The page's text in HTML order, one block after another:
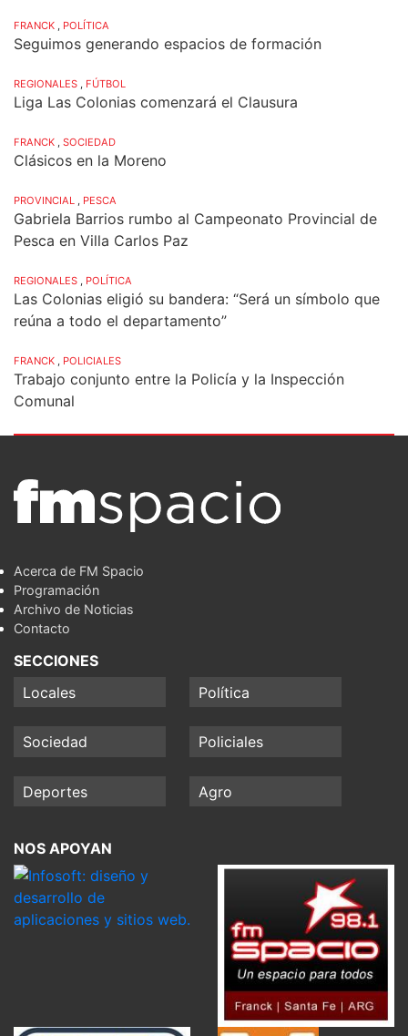
FRANCK , POLÍTICA
Seguimos generando espacios de formación
REGIONALES , FÚTBOL
Liga Las Colonias comenzará el Clausura
FRANCK , SOCIEDAD
Clásicos en la Moreno
PROVINCIAL , PESCA
Gabriela Barrios rumbo al Campeonato Provincial de
Pesca en Villa Carlos Paz
REGIONALES , POLÍTICA
Las Colonias eligió su bandera: “Será un símbolo que
reúna a todo el departamento”
FRANCK , POLICIALES
Trabajo conjunto entre la Policía y la Inspección
Comunal
Acerca de FM Spacio
Programación
Archivo de Noticias
Contacto
SECCIONES
Locales
Política
Sociedad Policiales
Deportes Agro
NOS APOYAN